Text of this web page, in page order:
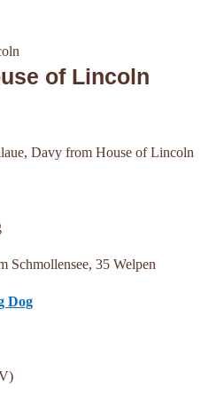
of Lincoln
Davy from House of Lincoln
35 Welpen
Dog